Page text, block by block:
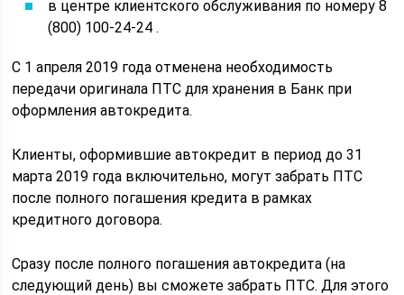
в центре клиентского обслуживания по номеру 8
(800) 100-24-24 .
C 1 апреля 2019 года отменена необходимость
передачи оригинала ПТС для хранения в Банк при
оформления автокредита.
Клиенты, оформившие автокредит в период до 31
марта 2019 года включительно, могут забрать ПТС
после полного погашения кредита в рамках
кредитного договора.
Сразу после полного погашения автокредита (на
следующий день) вы сможете забрать ПТС. Для этого